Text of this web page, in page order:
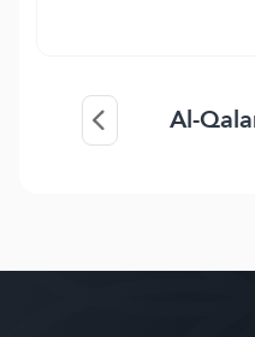
Al-